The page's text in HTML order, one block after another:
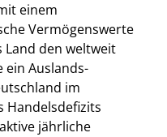
einem
Vermögenswerte
Land den weltweit
ein Auslands-
im
Handelsdefizits
jährliche